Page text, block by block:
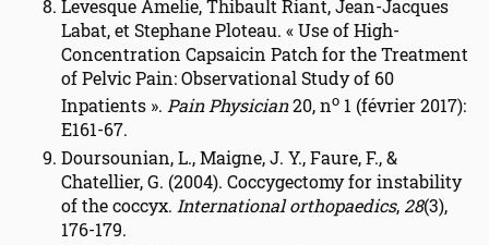
Levesque Amelie, Thibault Riant, Jean-Jacques
Labat, et Stephane Ploteau. « Use of High-
Concentration Capsaicin Patch for the Treatment
of Pelvic Pain: Observational Study of 60
Inpatients ». Pain Physician20, no 1 (février 2017):
E161-67.
Doursounian, L., Maigne, J. Y., Faure, F., &
Chatellier, G. (2004). Coccygectomy for instability
of the coccyx. International orthopaedics, 28(3),
176-179.